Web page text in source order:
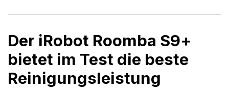
Der iRobot Roomba S9+
bietet im Test die beste
Reinigungsleistung